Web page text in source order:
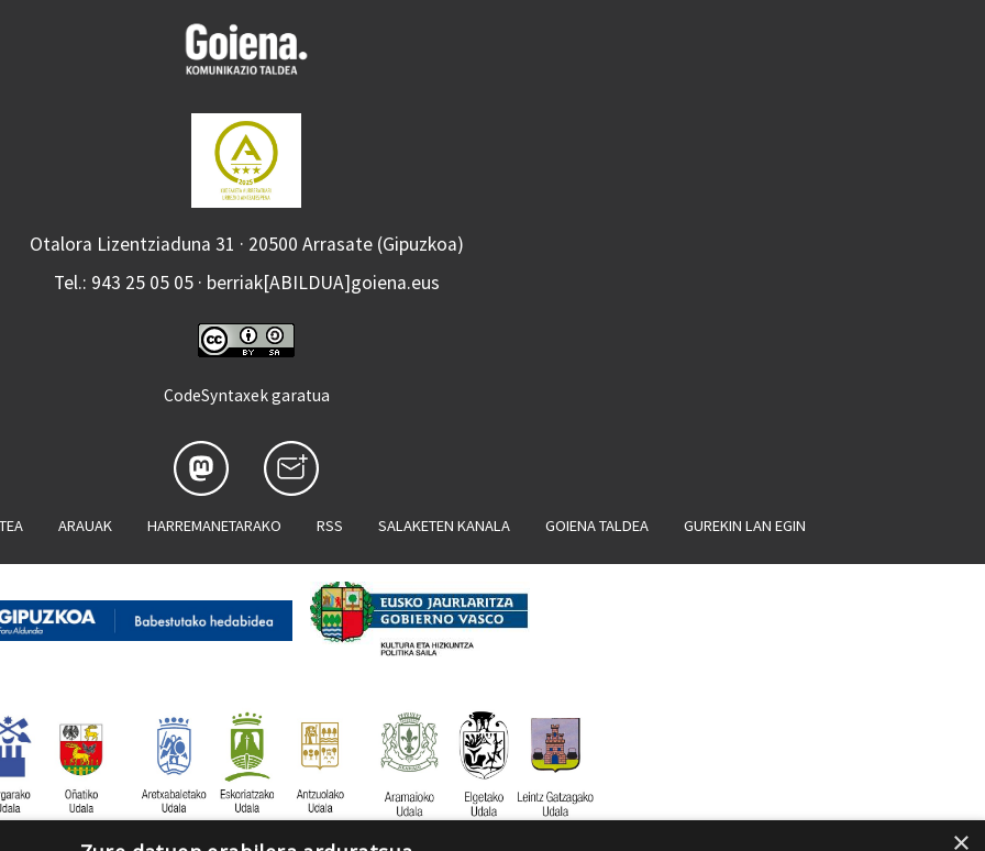
Otalora Lizentziaduna 31 · 20500 Arrasate (Gipuzkoa)
Tel.: 943 25 05 05 · berriak[ABILDUA]goiena.eus
CodeSyntaxek garatua
ARAUAK HARREMANETARAKO RSS SALAKETEN KANALA GOIENA TALDEA GUREKIN LAN EGIN
×